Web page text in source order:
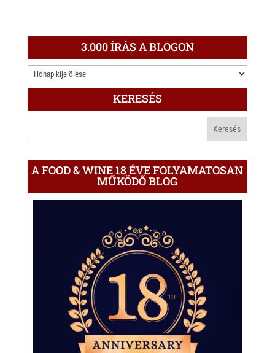
3.000 ÍRÁS A BLOGON
3.000
ÍRÁS
KERESÉS
A FOOD & WINE 18 ÉVE FOLYAMATOSAN
MŰKÖDŐ BLOG